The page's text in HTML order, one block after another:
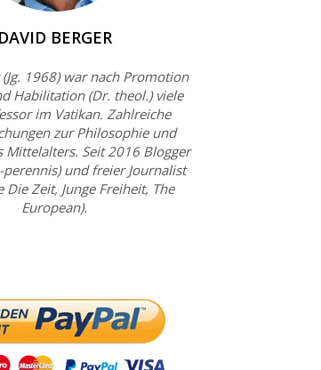
DAVID BERGER
1968) war nach Promotion
Habilitation (Dr. theol.) viele
im Vatikan. Zahlreiche
zur Philosophie und
Mittelalters. Seit 2016 Blogger
und freier Journalist
Die Zeit, Junge Freiheit, The
European).